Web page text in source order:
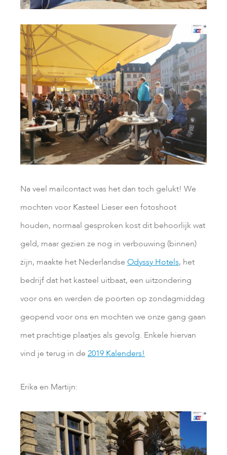
Na veel mailcontact was het dan toch gelukt! We
mochten voor Kasteel Lieser een fotoshoot
houden, normaal gesproken kost dit behoorlijk wat
geld, maar gezien ze nog in verbouwing (binnen)
zijn, maakte het Nederlandse Odyssy Hotels, het
bedrijf dat het kasteel uitbaat, een uitzondering
voor ons en werden de poorten op zondagmiddag
geopend voor ons en mochten we onze gang gaan
met prachtige plaatjes als gevolg. Enkele hiervan
vind je terug in de 2019 Kalenders!
Erika en Martijn: